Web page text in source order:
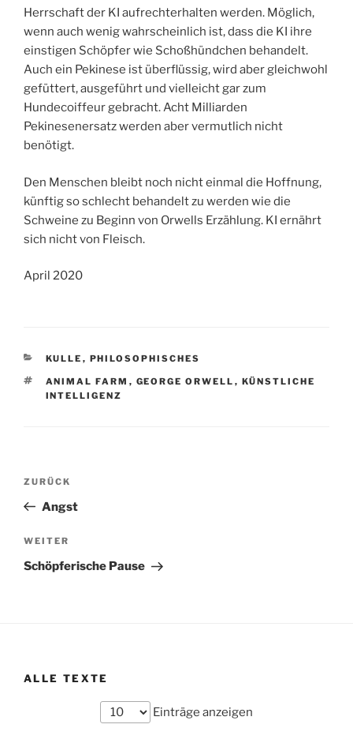
Herrschaft der KI aufrechterhalten werden. Möglich,
wenn auch wenig wahrscheinlich ist, dass die KI ihre
einstigen Schöpfer wie Schoßhündchen behandelt.
Auch ein Pekinese ist überflüssig, wird aber gleichwohl
gefüttert, ausgeführt und vielleicht gar zum
Hundecoiffeur gebracht. Acht Milliarden
Pekinesenersatz werden aber vermutlich nicht
benötigt.
Den Menschen bleibt noch nicht einmal die Hoffnung,
künftig so schlecht behandelt zu werden wie die
Schweine zu Beginn von Orwells Erzählung. KI ernährt
sich nicht von Fleisch.
April 2020
KATEGORIEN
KULLE , PHILOSOPHISCHES
SCHLAGWÖRTER
ANIMAL FARM , GEORGE ORWELL , KÜNSTLICHE
INTELLIGENZ
Beitragsnavigation
Vorheriger
Beitrag
ZURÜCK
Angst
Nächster
Beitrag
WEITER
Schöpferische Pause
ALLE TEXTE
Einträge anzeigen